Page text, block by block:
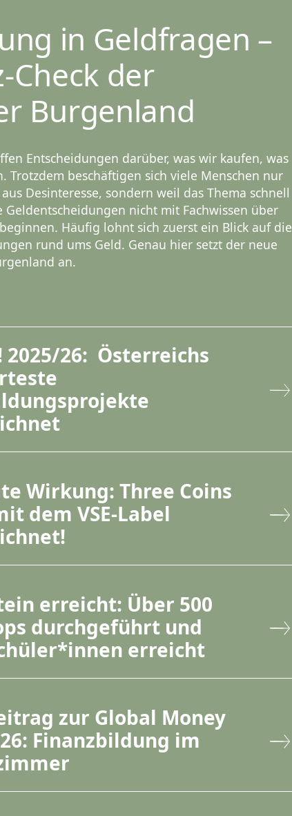
in Geldfragen –
Check der
Burgenland
Entscheidungen darüber, was wir kaufen, was
beschäftigen sich viele Menschen nur
Desinteresse, sondern weil das Thema schnell
nicht mit Fachwissen über
Häufig lohnt sich zuerst ein Blick auf die
rund ums Geld. Genau hier setzt der neue
an.
2025/26: Österreichs
Wirkung: Three Coins
dem VSE-Label
erreicht: Über 500
durchgeführt und
erreicht
zur Global Money
Finanzbildung im